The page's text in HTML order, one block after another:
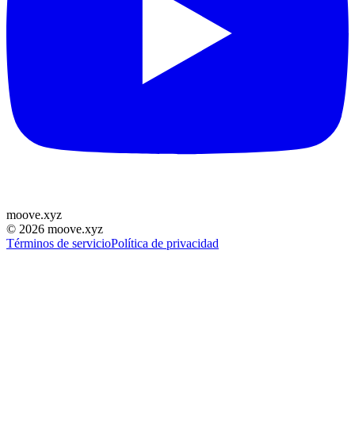
moove.xyz
© 2026 moove.xyz
Términos de servicioPolítica de privacidad